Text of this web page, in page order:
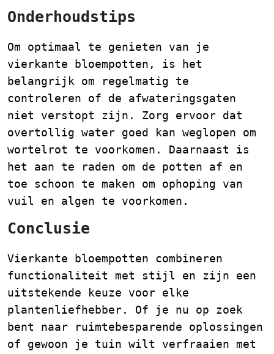
Onderhoudstips
Om optimaal te genieten van je
vierkante bloempotten, is het
belangrijk om regelmatig te
controleren of de afwateringsgaten
niet verstopt zijn. Zorg ervoor dat
overtollig water goed kan weglopen om
wortelrot te voorkomen. Daarnaast is
het aan te raden om de potten af en
toe schoon te maken om ophoping van
vuil en algen te voorkomen.
Conclusie
Vierkante bloempotten combineren
functionaliteit met stijl en zijn een
uitstekende keuze voor elke
plantenliefhebber. Of je nu op zoek
bent naar ruimtebesparende oplossingen
of gewoon je tuin wilt verfraaien met